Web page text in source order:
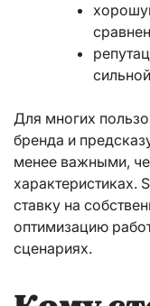
Для многих
бренда и
менее важными,
характеристиках.
ставку на
оптимизацию
сценариях.